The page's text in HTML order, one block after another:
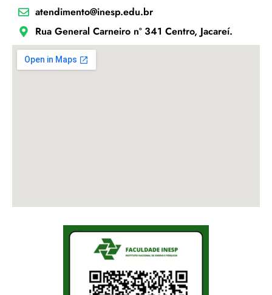
atendimento@inesp.edu.br
Rua General Carneiro nº 341 Centro, Jacareí.